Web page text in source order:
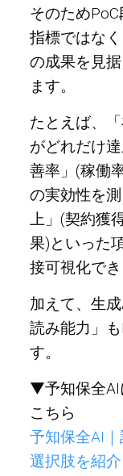
そのため
指標ではな
の成果を見
ます。
たとえば、
がどれだけ
善率」(稼働
の実効性を
上」(契約獲
果)といった
接可視化でき
加えて、生
読み能力」
す。
▼予知保全AI
こちら
予知保全AI
選択肢を紹介